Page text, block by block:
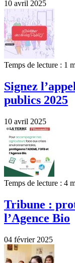
10 avril 2025
Temps de lecture : 1
Signez
publics 2025
10 avril 2025
Temps de lecture : 4
Tribune :
l’Agence Bio
04 février 2025